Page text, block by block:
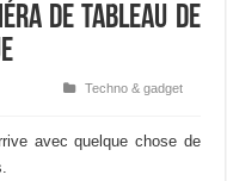
de tableau de
Techno & gadget
avec quelque chose de